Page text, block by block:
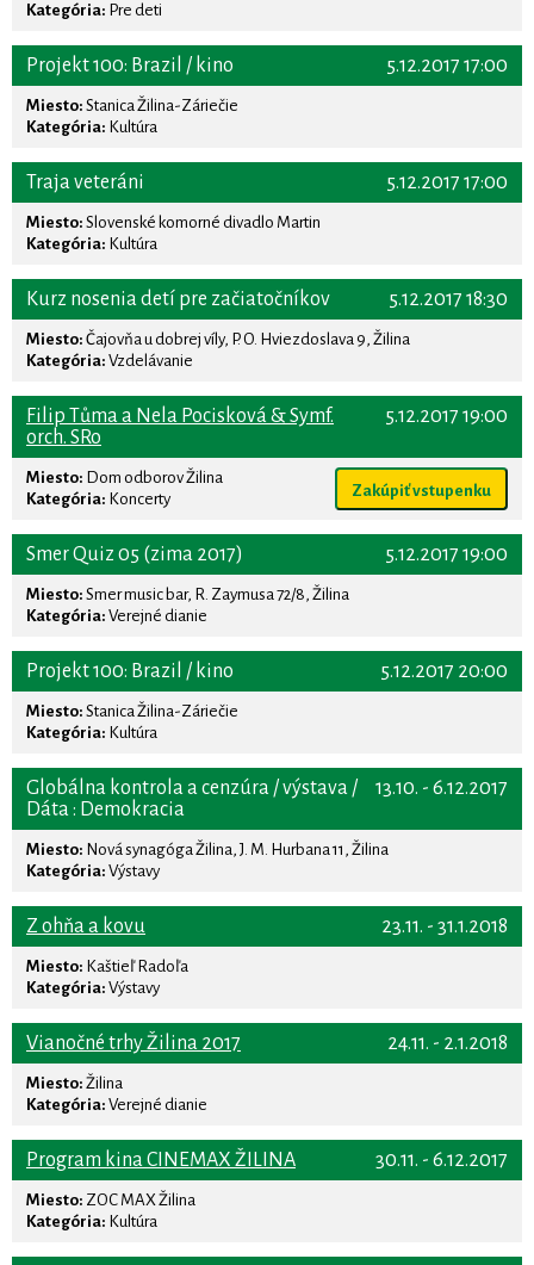
Kategória: Pre deti
5.12.2017 17:00
Projekt 100: Brazil / kino
Miesto: Stanica Žilina-Záriečie
Kategória: Kultúra
5.12.2017 17:00
Traja veteráni
Miesto: Slovenské komorné divadlo Martin
Kategória: Kultúra
5.12.2017 18:30
Kurz nosenia detí pre začiatočníkov
Miesto: Čajovňa u dobrej víly, P. O. Hviezdoslava 9, Žilina
Kategória: Vzdelávanie
5.12.2017 19:00
Filip Tůma a Nela Pocisková & Symf.
orch. SRo
Zakúpiť vstupenku
Miesto: Dom odborov Žilina
Kategória: Koncerty
5.12.2017 19:00
Smer Quiz 05 (zima 2017)
Miesto: Smer music bar, R. Zaymusa 72/8, Žilina
Kategória: Verejné dianie
5.12.2017 20:00
Projekt 100: Brazil / kino
Miesto: Stanica Žilina-Záriečie
Kategória: Kultúra
13.10. - 6.12.2017
Globálna kontrola a cenzúra / výstava /
Dáta : Demokracia
Miesto: Nová synagóga Žilina, J. M. Hurbana 11, Žilina
Kategória: Výstavy
23.11. - 31.1.2018
Z ohňa a kovu
Miesto: Kaštieľ Radoľa
Kategória: Výstavy
24.11. - 2.1.2018
Vianočné trhy Žilina 2017
Miesto: Žilina
Kategória: Verejné dianie
30.11. - 6.12.2017
Program kina CINEMAX ŽILINA
Miesto: ZOC MAX Žilina
Kategória: Kultúra